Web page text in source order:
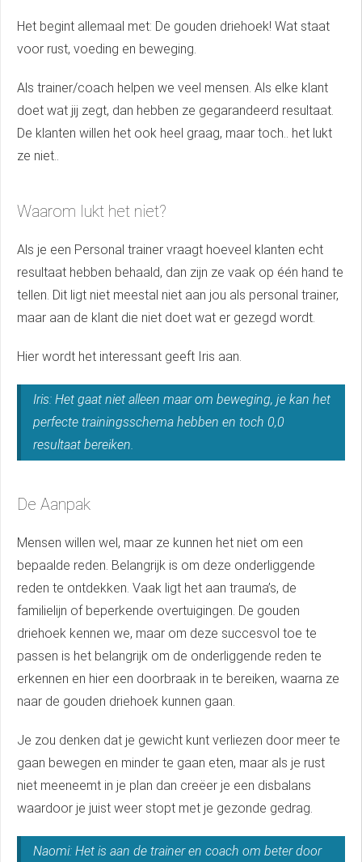
Het begint allemaal met: De gouden driehoek! Wat staat
voor rust, voeding en beweging.
Als trainer/coach helpen we veel mensen. Als elke klant
doet wat jij zegt, dan hebben ze gegarandeerd resultaat.
De klanten willen het ook heel graag, maar toch.. het lukt
ze niet..
Waarom lukt het niet?
Als je een Personal trainer vraagt hoeveel klanten echt
resultaat hebben behaald, dan zijn ze vaak op één hand te
tellen. Dit ligt niet meestal niet aan jou als personal trainer,
maar aan de klant die niet doet wat er gezegd wordt.
Hier wordt het interessant geeft Iris aan.
Iris: Het gaat niet alleen maar om beweging, je kan het
perfecte trainingsschema hebben en toch 0,0
resultaat bereiken.
De Aanpak
Mensen willen wel, maar ze kunnen het niet om een
bepaalde reden. Belangrijk is om deze onderliggende
reden te ontdekken. Vaak ligt het aan trauma’s, de
familielijn of beperkende overtuigingen. De gouden
driehoek kennen we, maar om deze succesvol toe te
passen is het belangrijk om de onderliggende reden te
erkennen en hier een doorbraak in te bereiken, waarna ze
naar de gouden driehoek kunnen gaan.
Je zou denken dat je gewicht kunt verliezen door meer te
gaan bewegen en minder te gaan eten, maar als je rust
niet meeneemt in je plan dan creëer je een disbalans
waardoor je juist weer stopt met je gezonde gedrag.
Naomi: Het is aan de trainer en coach om beter door